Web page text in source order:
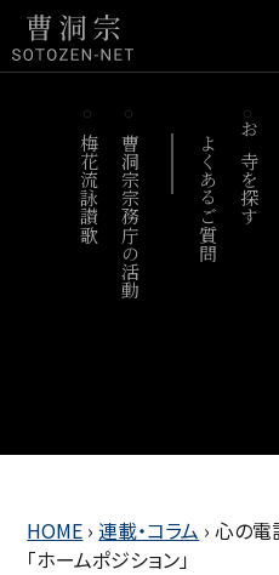
梅花流詠讃歌 曹洞宗宗務庁の活動 よくあるご質問 お寺を探す
HOME › 連載・コラム › 心の電
「ホームポジション」